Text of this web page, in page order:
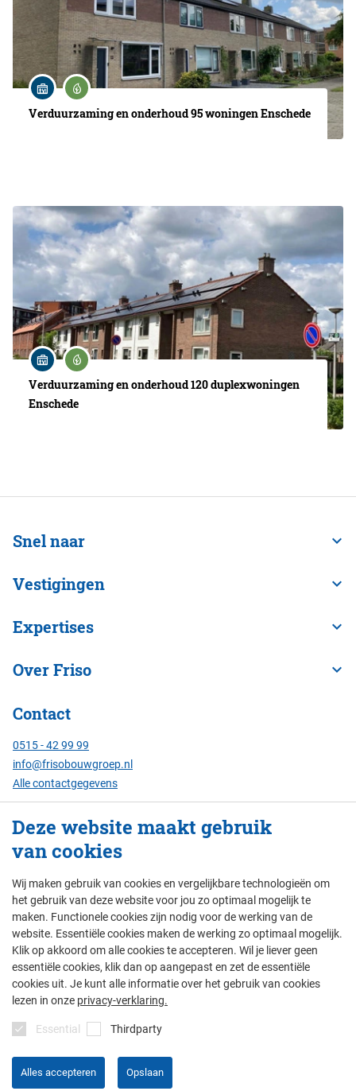
Verduurzaming en onderhoud 95 woningen Enschede
Verduurzaming en onderhoud 120 duplexwoningen
Enschede
Snel naar
Vestigingen
Expertises
Over Friso
Contact
0515 - 42 99 99
info@frisobouwgroep.nl
Alle contactgegevens
Servicenummer
088 - 429 00 00
© Friso Bouwgroep 2026
colofon privacy thema's
disclaimer
algemene voorwaarden
Deze website maakt gebruik
van cookies
Wij maken gebruik van cookies en vergelijkbare technologieën om
het gebruik van deze website voor jou zo optimaal mogelijk te
maken. Functionele cookies zijn nodig voor de werking van de
website. Essentiële cookies maken de werking zo optimaal mogelijk.
Klik op akkoord om alle cookies te accepteren. Wil je liever geen
essentiële cookies, klik dan op aangepast en zet de essentiële
cookies uit. Je kunt alle informatie over het gebruik van cookies
lezen in onze privacy-verklaring.
Essential Thirdparty
Alles accepteren Opslaan